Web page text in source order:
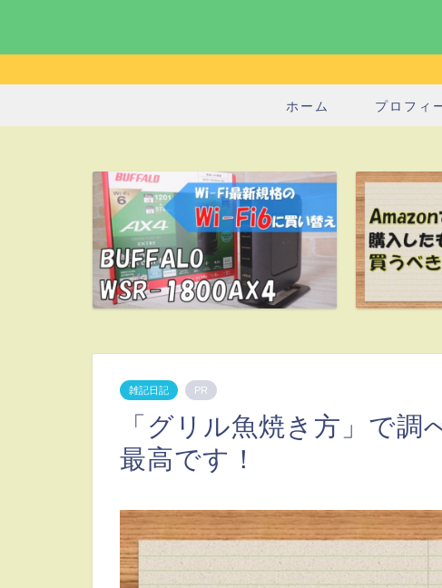
ホーム プロフィ
雑記日記 PR
「グリル魚焼き方」で
最高です！